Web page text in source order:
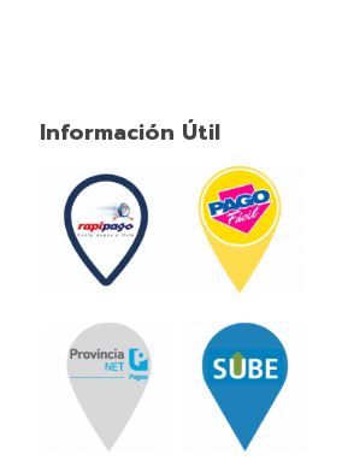
Información Útil